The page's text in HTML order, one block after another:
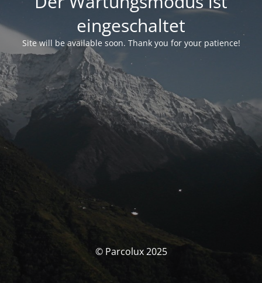
eingeschaltet
Site will be available soon. Thank you for your patience!
© Parcolux 2025